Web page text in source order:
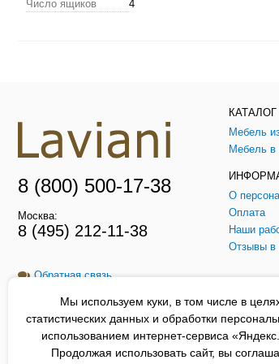
Число ящиков 4
Мы используем куки, в том числе в
статистических данных и обработки
использованием интернет-сервиса
Продолжая использовать сайт, вы
8 (800) 500-17-38
Москва:
8 (495) 212-11-38
Обратная связь
Заказать звонок
Мебель в
О
Оплата
Наши
Отзывы в